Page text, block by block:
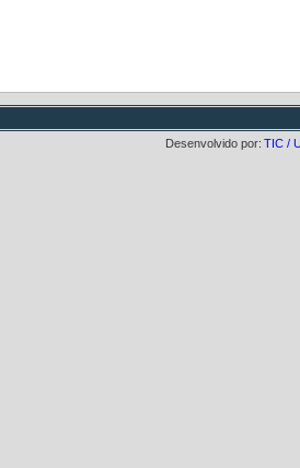
Desenvolvido por: TIC /